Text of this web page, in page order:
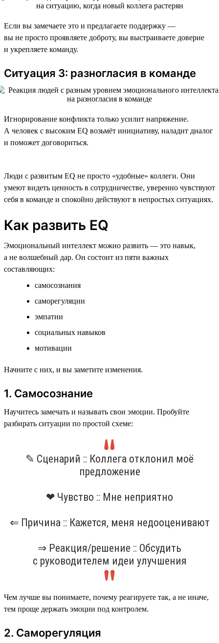
Если вы замечаете это и предлагаете поддержку —
вы не просто проявляете доброту, вы выстраиваете доверие
и укрепляете команду.
Ситуация 3: разногласия в команде
Игнорирование конфликта только усилит напряжение.
А человек с высоким EQ возьмёт инициативу, наладит диалог
и поможет договориться.
Люди с развитым EQ не просто «удобные» коллеги. Они
умеют видеть ценность в сотрудничестве, уверенно чувствуют
себя в команде и спокойно действуют в непростых ситуациях.
Как развить EQ
Эмоциональный интеллект можно развить — это навык,
а не волшебный дар. Он состоит из пяти важных
составляющих:
самосознания
саморегуляции
эмпатии
социальных навыков
мотивации
Начните с них, и вы заметите изменения.
1. Самосознание
Научитесь замечать и называть свои эмоции. Пробуйте
разбирать ситуации по простой схеме:
✎ Сценарий :: Коллега отклонил моё
предложение
❤ Чувство :: Мне неприятно
⇐ Причина :: Кажется, меня недооценивают
⇒ Реакция/решение :: Обсудить
с руководителем идеи улучшения
Чем лучше вы понимаете, почему реагируете так, а не иначе,
тем проще держать эмоции под контролем.
2. Саморегуляция